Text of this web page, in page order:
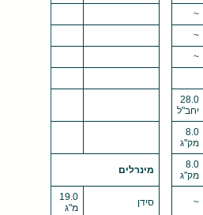
~
~
~
28.0
יחב"ל
8.0
מק"ג
8.0
מק"ג
מינרלים
~ סידן
19.0
מ"ג